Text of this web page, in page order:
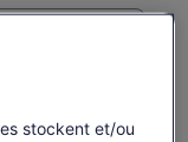
parc est de 28544
stockent et/ou